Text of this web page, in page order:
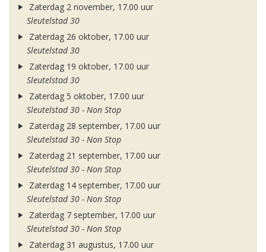
Zaterdag 2 november, 17.00 uur
Sleutelstad 30
Zaterdag 26 oktober, 17.00 uur
Sleutelstad 30
Zaterdag 19 oktober, 17.00 uur
Sleutelstad 30
Zaterdag 5 oktober, 17.00 uur
Sleutelstad 30 - Non Stop
Zaterdag 28 september, 17.00 uur
Sleutelstad 30 - Non Stop
Zaterdag 21 september, 17.00 uur
Sleutelstad 30 - Non Stop
Zaterdag 14 september, 17.00 uur
Sleutelstad 30 - Non Stop
Zaterdag 7 september, 17.00 uur
Sleutelstad 30 - Non Stop
Zaterdag 31 augustus, 17.00 uur